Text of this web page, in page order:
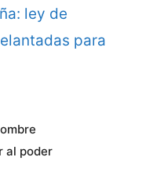
ley de
para
al poder